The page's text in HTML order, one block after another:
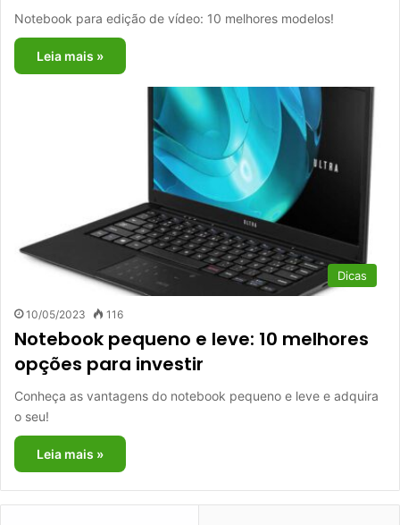
Notebook para edição de vídeo: 10 melhores modelos!
Leia mais »
Dicas
10/05/2023 116
Notebook pequeno e leve: 10 melhores
opções para investir
Conheça as vantagens do notebook pequeno e leve e adquira
o seu!
Leia mais »